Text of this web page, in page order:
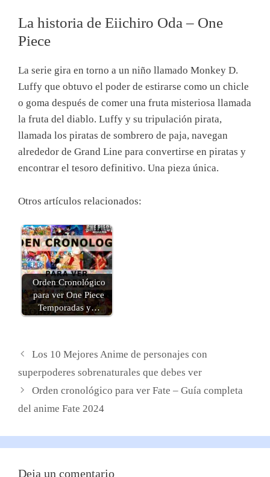
La historia de Eiichiro Oda – One
Piece
La serie gira en torno a un niño llamado Monkey D.
Luffy que obtuvo el poder de estirarse como un chicle
o goma después de comer una fruta misteriosa llamada
la fruta del diablo. Luffy y su tripulación pirata,
llamada los piratas de sombrero de paja, navegan
alrededor de Grand Line para convertirse en piratas y
encontrar el tesoro definitivo. Una pieza única.
Otros artículos relacionados:
Orden Cronológico
para ver One Piece
Temporadas y…
Los 10 Mejores Anime de personajes con
superpoderes sobrenaturales que debes ver
Orden cronológico para ver Fate – Guía completa
del anime Fate 2024
Deja un comentario